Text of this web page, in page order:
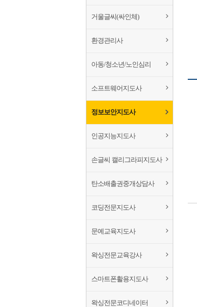
거울글씨(싸인체)
환경관리사
아동/청소년/노인심리
소프트웨어지도사
정보보안지도사
인공지능지도사
손글씨 캘리그라피지도사
탄소배출권중개상담사
코딩전문지도사
문예교육지도사
왁싱전문교육강사
스마트폰활용지도사
왁싱전문코디네이터